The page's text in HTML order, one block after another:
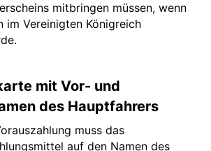
mitbringen müssen, wenn
im Vereinigten Königreich
mit Vor- und
des Hauptfahrers
muss das
auf den Namen des